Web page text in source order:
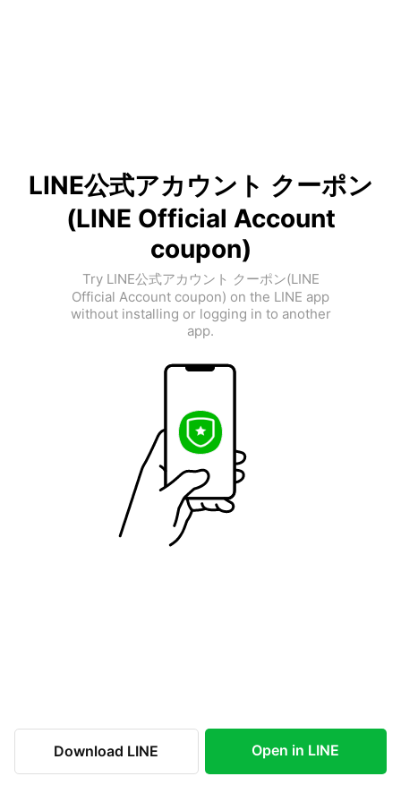
LINE公式アカウント クーポン
(LINE Official Account
coupon)
Try LINE公式アカウント クーポン(LINE
Official Account coupon) on the LINE app
without installing or logging in to another
app.
Download LINE Open in LINE